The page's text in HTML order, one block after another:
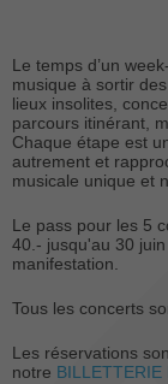
Le temps d’un
musique à sortir
lieux insolites,
parcours itinérant,
Chaque étape est
autrement et
musicale unique et
Le pass pour les 5
40.- jusqu'au 30
manifestation.
Tous les concerts
Les réservations
notre BILLETTERIE